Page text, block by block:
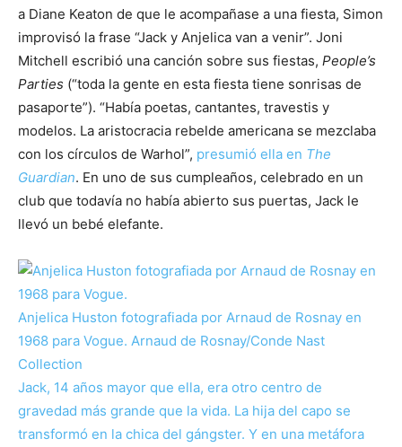
a Diane Keaton de que le acompañase a una fiesta, Simon
improvisó la frase “Jack y Anjelica van a venir”. Joni
Mitchell escribió una canción sobre sus fiestas, People’s
Parties (“toda la gente en esta fiesta tiene sonrisas de
pasaporte”). “Había poetas, cantantes, travestis y
modelos. La aristocracia rebelde americana se mezclaba
con los círculos de Warhol”, presumió ella en The
Guardian. En uno de sus cumpleaños, celebrado en un
club que todavía no había abierto sus puertas, Jack le
llevó un bebé elefante.
Anjelica Huston fotografiada por Arnaud de Rosnay en
1968 para Vogue. Arnaud de Rosnay/Conde Nast
Collection
Jack, 14 años mayor que ella, era otro centro de
gravedad más grande que la vida. La hija del capo se
transformó en la chica del gángster. Y en una metáfora